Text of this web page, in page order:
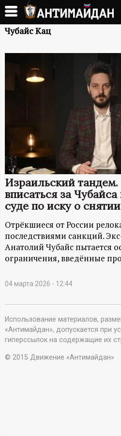
Перейти
основному
А
Н
Й
Д
А
Н
-
и
н
ф
о
Чубайс Кац
Израильский
вписаться за
суде по иску о
Отрёкшиеся от России
последствиями санкций.
Анатолий Чубайс пытается
ограничения, введённые
04 марта 2026 - 12:44
Использование материалов,
«Антимайдан», допускается при
гиперссылок на содержащие их
© 2015 Движение «Антимайдан»